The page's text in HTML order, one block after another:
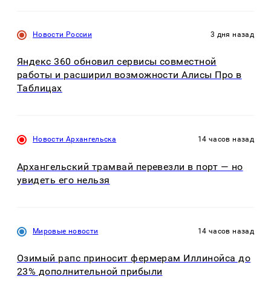
Новости России 3 дня назад
Яндекс 360 обновил сервисы совместной
работы и расширил возможности Алисы Про в
Таблицах
Новости Архангельска 14 часов назад
Архангельский трамвай перевезли в порт — но
увидеть его нельзя
Мировые новости 14 часов назад
Озимый рапс приносит фермерам Иллинойса до
23% дополнительной прибыли